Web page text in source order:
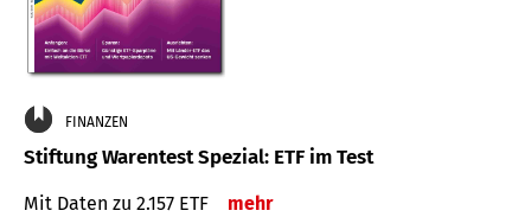
FINANZEN
Stiftung Warentest Spezial: ETF im Test
Mit Daten zu 2.157 ETF mehr